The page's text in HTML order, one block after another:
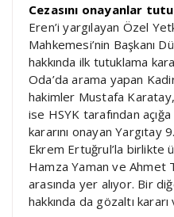
Cezasını onayanlar
Eren’i yargılayan Özel
Mahkemesi’nin Başkanı
hakkında ilk tutuklama
Oda’da arama yapan
hakimler Mustafa
ise HSYK tarafından
kararını onayan Yargıtay
Ekrem Ertuğrul’la birlikte
Hamza Yaman ve Ahmet
arasında yer alıyor. Bir
hakkında da gözaltı